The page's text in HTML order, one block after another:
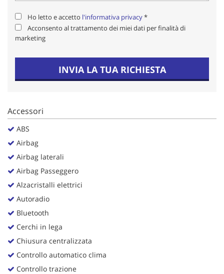
Ho letto e accetto l'informativa privacy*
Acconsento al trattamento dei miei dati per finalità di
marketing
INVIA LA TUA RICHIESTA
Accessori
ABS
Airbag
Airbag laterali
Airbag Passeggero
Alzacristalli elettrici
Autoradio
Bluetooth
Cerchi in lega
Chiusura centralizzata
Controllo automatico clima
Controllo trazione